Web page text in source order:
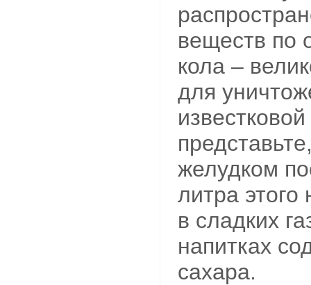
веществ по
кола –
для
желудком
литра
в сладких
напитках
сахара.